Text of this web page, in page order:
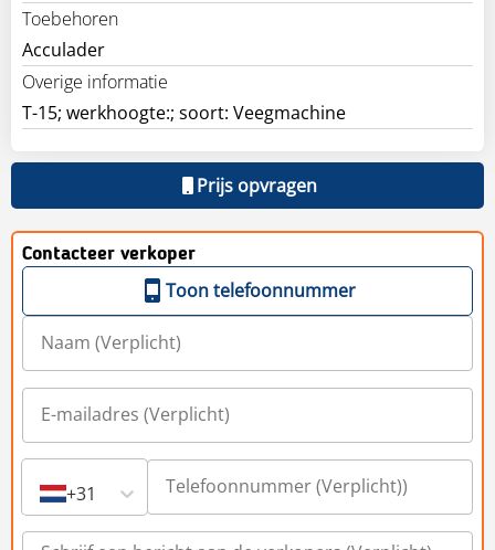
Toebehoren
Acculader
Overige informatie
T-15; werkhoogte:; soort: Veegmachine
Prijs opvragen
Contacteer verkoper
Toon telefoonnummer
+31